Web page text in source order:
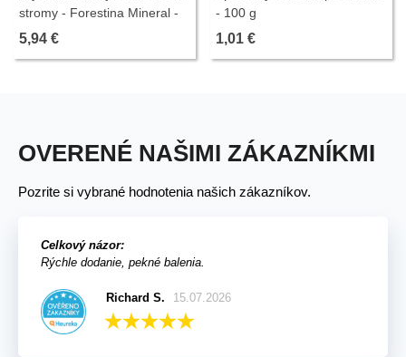
stromy - Forestina Mineral -
400 g
5,94 €
- 100 g
1,01 €
OVERENÉ NAŠIMI ZÁKAZNÍKMI
Pozrite si vybrané hodnotenia našich zákazníkov.
Celkový názor:
Rýchle dodanie, pekné balenia.
Richard S. 15.07.2026